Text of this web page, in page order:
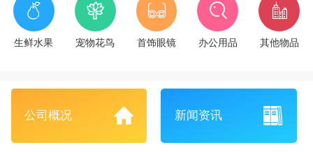
生鲜水果 宠物花鸟 首饰眼镜 办公用品 其他物品
公司概况 新闻资讯